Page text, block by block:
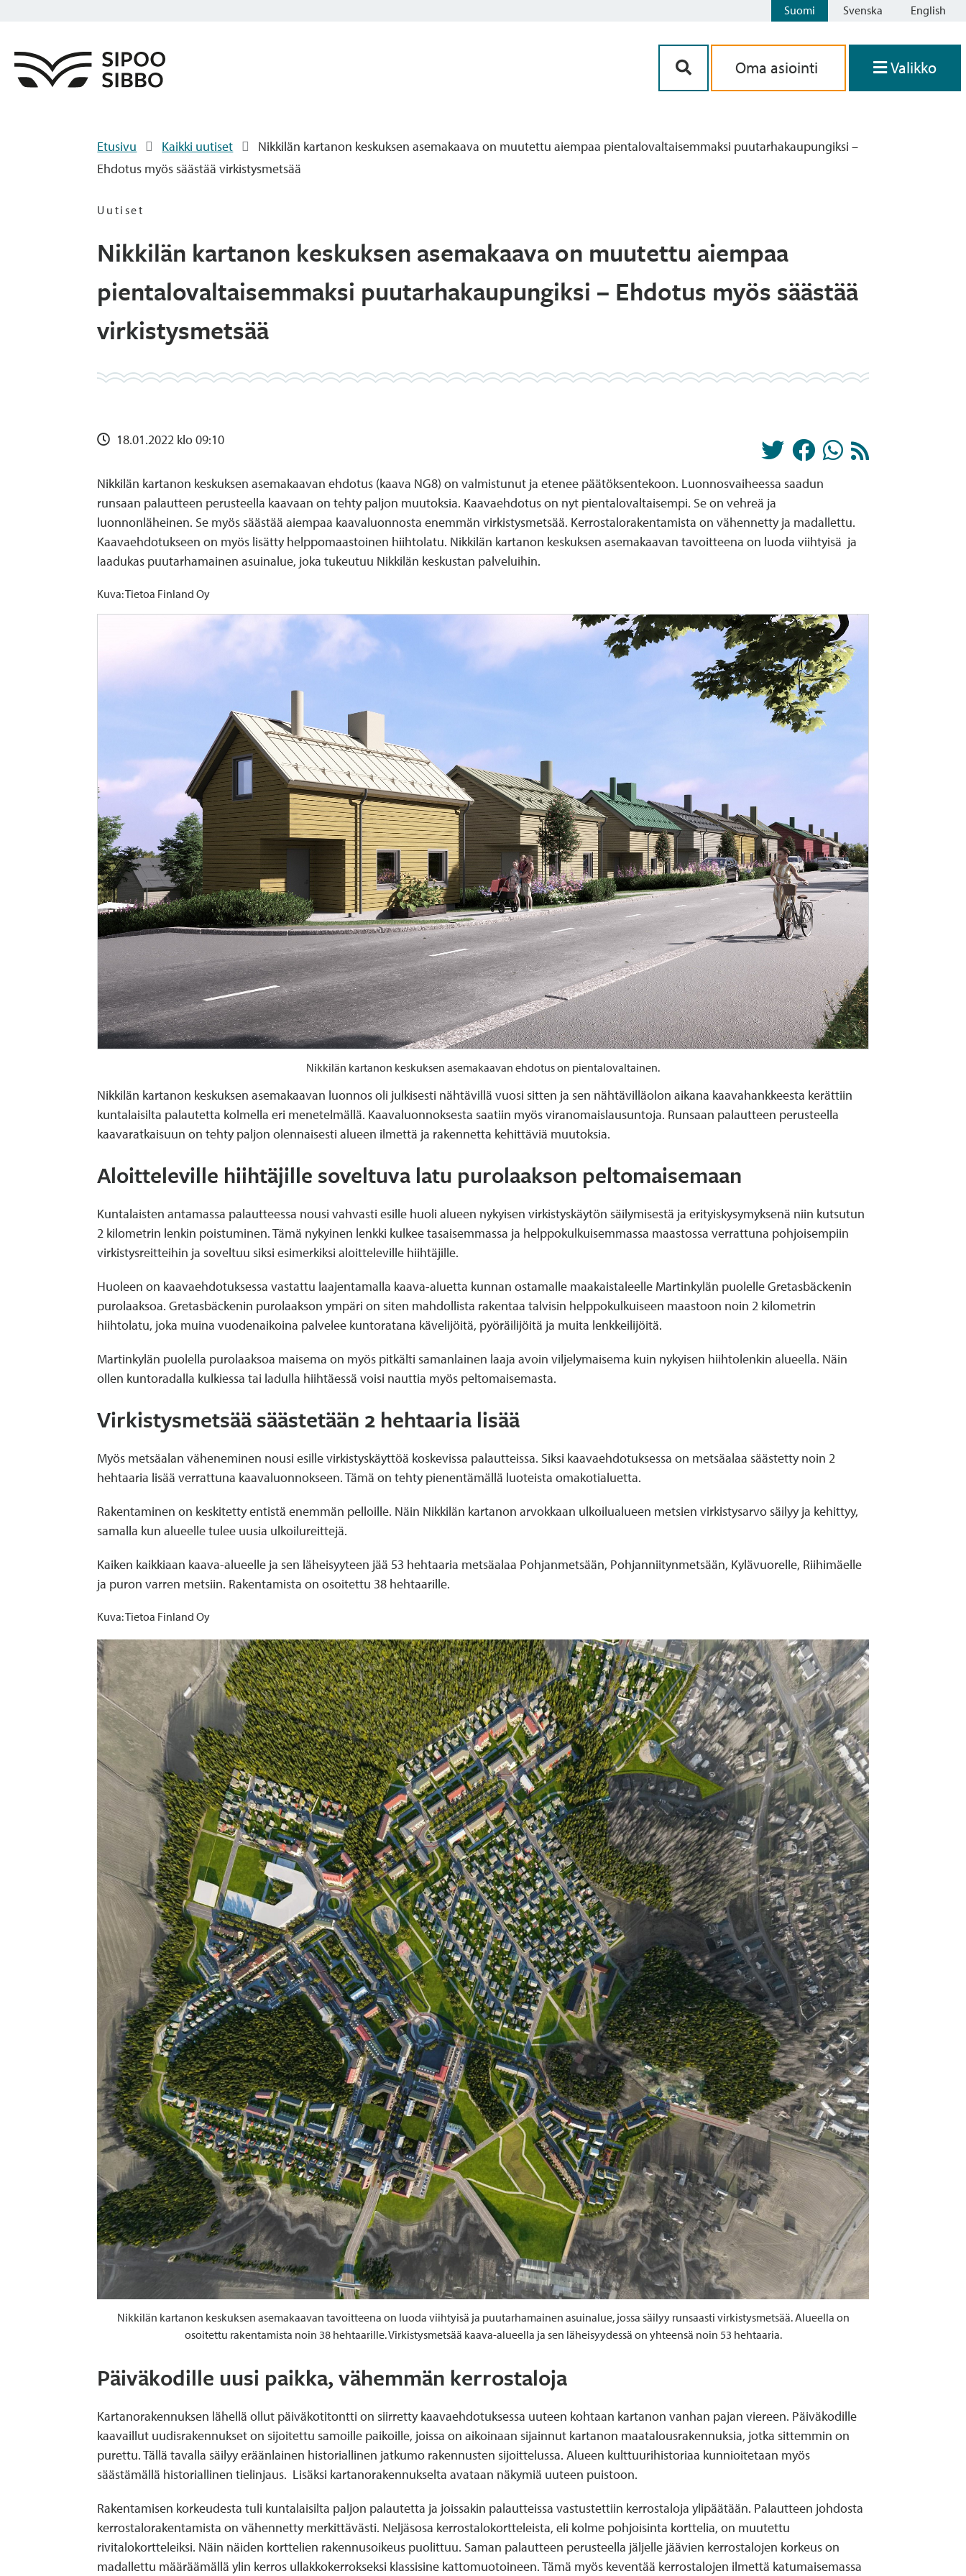
Suomi Svenska English
Oma asiointi Valikko
Etusivu Kaikki uutiset
Nikkilän kartanon keskuksen asemakaava on muutettu aiempaa pientalovaltaisemmaksi puutarhakaupungiksi –
Ehdotus myös säästää virkistysmetsää
Uutiset
Nikkilän kartanon keskuksen asemakaava on muutettu aiempaa
pientalovaltaisemmaksi puutarhakaupungiksi – Ehdotus myös säästää
virkistysmetsää
18.01.2022 klo 09:10
Nikkilän kartanon keskuksen asemakaavan ehdotus (kaava NG8) on valmistunut ja etenee päätöksentekoon. Luonnosvaiheessa saadun
runsaan palautteen perusteella kaavaan on tehty paljon muutoksia. Kaavaehdotus on nyt pientalovaltaisempi. Se on vehreä ja
luonnonläheinen. Se myös säästää aiempaa kaavaluonnosta enemmän virkistysmetsää. Kerrostalorakentamista on vähennetty ja madallettu.
Kaavaehdotukseen on myös lisätty helppomaastoinen hiihtolatu. Nikkilän kartanon keskuksen asemakaavan tavoitteena on luoda viihtyisä ja
laadukas puutarhamainen asuinalue, joka tukeutuu Nikkilän keskustan palveluihin.
Kuva: Tietoa Finland Oy
Nikkilän kartanon keskuksen asemakaavan ehdotus on pientalovaltainen.
Nikkilän kartanon keskuksen asemakaavan luonnos oli julkisesti nähtävillä vuosi sitten ja sen nähtävilläolon aikana kaavahankkeesta kerättiin
kuntalaisilta palautetta kolmella eri menetelmällä. Kaavaluonnoksesta saatiin myös viranomaislausuntoja. Runsaan palautteen perusteella
kaavaratkaisuun on tehty paljon olennaisesti alueen ilmettä ja rakennetta kehittäviä muutoksia.
Aloitteleville hiihtäjille soveltuva latu purolaakson peltomaisemaan
Kuntalaisten antamassa palautteessa nousi vahvasti esille huoli alueen nykyisen virkistyskäytön säilymisestä ja erityiskysymyksenä niin kutsutun
2 kilometrin lenkin poistuminen. Tämä nykyinen lenkki kulkee tasaisemmassa ja helppokulkuisemmassa maastossa verrattuna pohjoisempiin
virkistysreitteihin ja soveltuu siksi esimerkiksi aloitteleville hiihtäjille.
Huoleen on kaavaehdotuksessa vastattu laajentamalla kaava-aluetta kunnan ostamalle maakaistaleelle Martinkylän puolelle Gretasbäckenin
purolaaksoa. Gretasbäckenin purolaakson ympäri on siten mahdollista rakentaa talvisin helppokulkuiseen maastoon noin 2 kilometrin
hiihtolatu, joka muina vuodenaikoina palvelee kuntoratana kävelijöitä, pyöräilijöitä ja muita lenkkeilijöitä.
Martinkylän puolella purolaaksoa maisema on myös pitkälti samanlainen laaja avoin viljelymaisema kuin nykyisen hiihtolenkin alueella. Näin
ollen kuntoradalla kulkiessa tai ladulla hiihtäessä voisi nauttia myös peltomaisemasta.
Virkistysmetsää säästetään 2 hehtaaria lisää
Myös metsäalan väheneminen nousi esille virkistyskäyttöä koskevissa palautteissa. Siksi kaavaehdotuksessa on metsäalaa säästetty noin 2
hehtaaria lisää verrattuna kaavaluonnokseen. Tämä on tehty pienentämällä luoteista omakotialuetta.
Rakentaminen on keskitetty entistä enemmän pelloille. Näin Nikkilän kartanon arvokkaan ulkoilualueen metsien virkistysarvo säilyy ja kehittyy,
samalla kun alueelle tulee uusia ulkoilureittejä.
Kaiken kaikkiaan kaava-alueelle ja sen läheisyyteen jää 53 hehtaaria metsäalaa Pohjanmetsään, Pohjanniitynmetsään, Kylävuorelle, Riihimäelle
ja puron varren metsiin. Rakentamista on osoitettu 38 hehtaarille.
Kuva: Tietoa Finland Oy
Nikkilän kartanon keskuksen asemakaavan tavoitteena on luoda viihtyisä ja puutarhamainen asuinalue, jossa säilyy runsaasti virkistysmetsää. Alueella on
osoitettu rakentamista noin 38 hehtaarille. Virkistysmetsää kaava-alueella ja sen läheisyydessä on yhteensä noin 53 hehtaaria.
Päiväkodille uusi paikka, vähemmän kerrostaloja
Kartanorakennuksen lähellä ollut päiväkotitontti on siirretty kaavaehdotuksessa uuteen kohtaan kartanon vanhan pajan viereen. Päiväkodille
kaavaillut uudisrakennukset on sijoitettu samoille paikoille, joissa on aikoinaan sijainnut kartanon maatalousrakennuksia, jotka sittemmin on
purettu. Tällä tavalla säilyy eräänlainen historiallinen jatkumo rakennusten sijoittelussa. Alueen kulttuurihistoriaa kunnioitetaan myös
säästämällä historiallinen tielinjaus. Lisäksi kartanorakennukselta avataan näkymiä uuteen puistoon.
Rakentamisen korkeudesta tuli kuntalaisilta paljon palautetta ja joissakin palautteissa vastustettiin kerrostaloja ylipäätään. Palautteen johdosta
kerrostalorakentamista on vähennetty merkittävästi. Neljäsosa kerrostalokortteleista, eli kolme pohjoisinta korttelia, on muutettu
rivitalokortteleiksi. Näin näiden korttelien rakennusoikeus puolittuu. Saman palautteen perusteella jäljelle jäävien kerrostalojen korkeus on
madallettu määräämällä ylin kerros ullakkokerrokseksi klassisine kattomuotoineen. Tämä myös keventää kerrostalojen ilmettä katumaisemassa